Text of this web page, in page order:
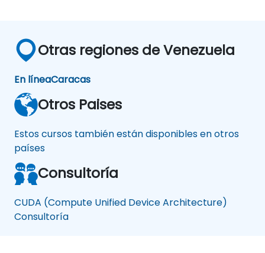
Otras regiones de Venezuela
En líneaCaracas
Otros Paises
Estos cursos también están disponibles en otros
países
Consultoría
CUDA (Compute Unified Device Architecture)
Consultoría